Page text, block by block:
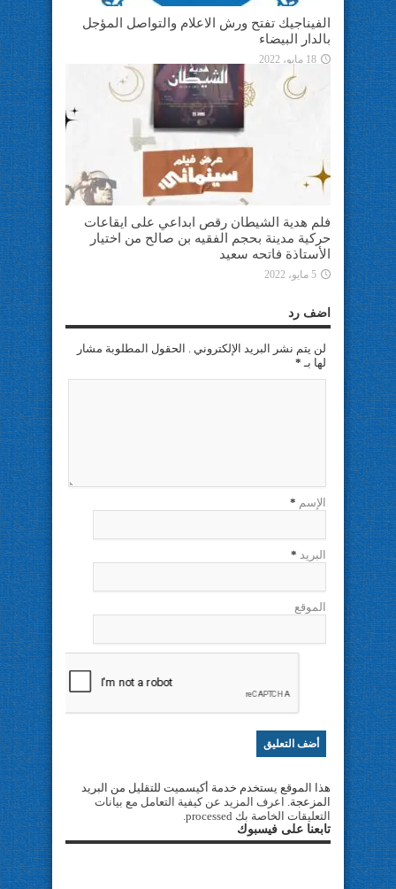
الفيناجيك تفتح ورش الاعلام والتواصل المؤجل
بالدار البيضاء
18 مايو، 2022
فلم هدية الشيطان رقص ابداعي على ايقاعات
حركية مدينة بحجم الفقيه بن صالح من اختيار
الأستاذة فاتحه سعيد
5 مايو، 2022
اضف رد
لن يتم نشر البريد الإلكتروني . الحقول المطلوبة مشار
لها بـ *
الإسم *
البريد *
الموقع
هذا الموقع يستخدم خدمة أكيسميت للتقليل من البريد
المزعجة. اعرف المزيد عن كيفية التعامل مع بيانات
التعليقات الخاصة بك processed
.
تابعنا على فيسبوك